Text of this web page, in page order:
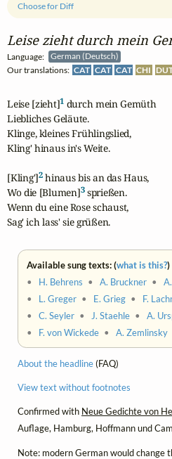
Leise zieht durch mein
Language:
German (Deutsch)
Our translations: CAT CAT CAT CHI
Choose for Diff
Leise [zieht]1 durch mein Gemüth
Liebliches Geläute.
Klinge, kleines Frühlingslied,
Kling' hinaus in's Weite.
[Kling']2 hinaus bis an das Haus,
Wo die [Blumen]3 sprießen.
Wenn du eine Rose schaust,
Sag' ich lass' sie grüßen.
Available sung texts: (what is this?)
• H. Behrens •A. Bruckner •
• L. Greger • E. Grieg • F.
•C. Seyler • J. Staehle •A.
• F. von Wickede •A. Zemlinsky
About the headline(FAQ)
View text without footnotes
Confirmed with Neue Gedichte von
Auflage, Hamburg, Hoffmann und
Note: modern German would change